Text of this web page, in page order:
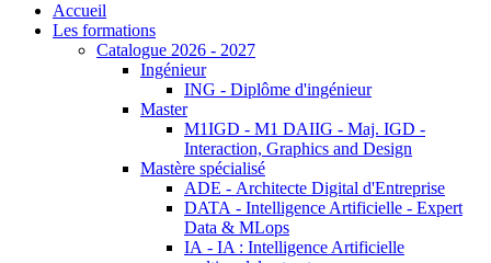
Accueil
Les formations
Catalogue 2026 - 2027
Ingénieur
ING - Diplôme d'ingénieur
Master
M1IGD - M1 DAIIG - Maj. IGD -
Interaction, Graphics and Design
Mastère spécialisé
ADE - Architecte Digital d'Entreprise
DATA - Intelligence Artificielle - Expert
Data & MLops
IA - IA : Intelligence Artificielle